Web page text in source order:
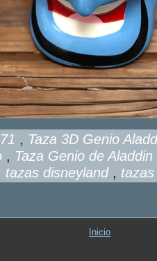
, Taza 3D Genio
, Taza Genio de Aladdin
tazas disneyland ,
Inicio